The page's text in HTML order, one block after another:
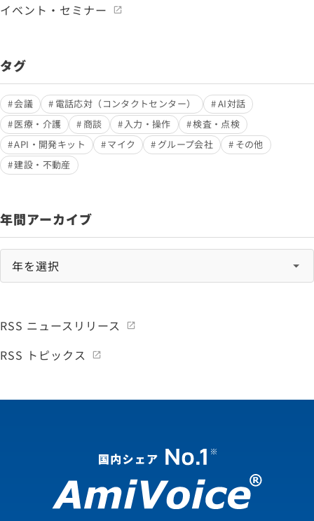
イベント・セミナー
タグ
会議 電話応対（コンタクトセンター）
AI対話
医療・介護
商談 入力・操作
検査・点検
API・開発キット
マイク グループ会社
その他
建設・不動産
年間アーカイブ
RSS ニュースリリース
RSS トピックス